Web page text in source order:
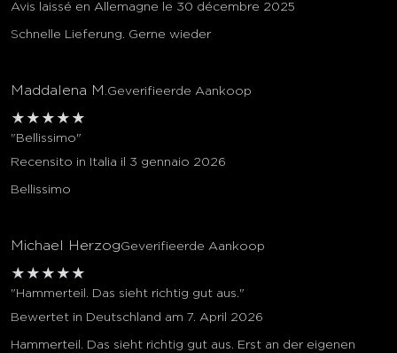
Avis laissé en Allemagne le 30 décembre 2025
Schnelle Lieferung. Gerne wieder
Maddalena M.Geverifieerde Aankoop
★ ★ ★ ★ ★
"Bellissimo"
Recensito in Italia il 3 gennaio 2026
Bellissimo
Michael HerzogGeverifieerde Aankoop
★ ★ ★ ★ ★
"Hammerteil. Das sieht richtig gut aus."
Bewertet in Deutschland am 7. April 2026
Hammerteil. Das sieht richtig gut aus. Erst an der eigenen